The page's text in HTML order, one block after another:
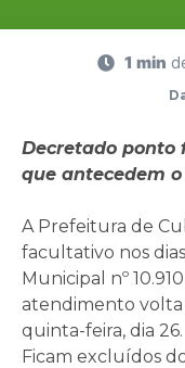
1 min
Decretado ponto
que antecedem
A Prefeitura de
facultativo nos
Municipal nº
atendimento volta
quinta-feira, dia 26.
Ficam excluídos